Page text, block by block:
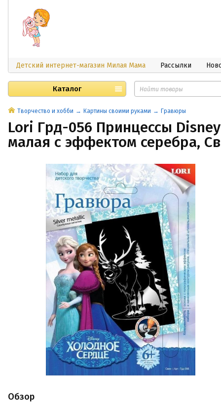
Детский интернет-магазин Милая Мама Рассылки
Каталог
Творчество и хобби Картины своими руками Гравюры
Lori Грд-056 Принцессы
малая с эффектом серебра,
Обзор